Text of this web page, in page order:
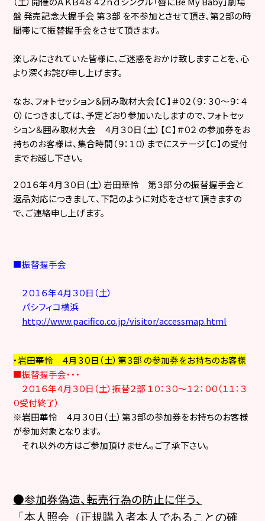
盤 発売記念大握手会 第３部 を不参加とさせて頂き、第２部の時
間帯にて振替握手会をさせて頂きます。
楽しみにされていた皆様に、ご迷惑をおかけ致しますことを、心
より深くお詫び申し上げます。
なお、フォトセッション＆囲み取材大会【Ｃ】＃０２（９：３０～９：４
０）につきましては、予定どおり参加いたしますので、フォトセッ
ション＆囲み取材大会 ４月３０日（土）【Ｃ】＃０２ の参加券をお
持ちのお客様は、集合時間（９：１０）までにステージ【Ｃ】の受付
までお越し下さい。
２０１６年４月３０日（土）岩田華怜第３部分の振替握手会と
返品対応につきまして、下記のように対応をさせて頂きますの
で、ご連絡申し上げます。
■振替握手会
２０１６年４月３０日（土）
パシフィコ横浜
http://www.pacifico.co.jp/visitor/accessmap.html
・岩田華怜 ４月３０日（土）第３部 の参加券をお持ちのお客様
■振替握手会・・・
２０１６年４月３０日（土）振替２部 １０：３０～１２：００（１１：３
０受付終了）
※岩田華怜 ４月３０日（土）第３部の参加券をお持ちのお客様
が参加対象となります。
それ以外の方はご参加頂けません。ご了承下さい。
●参加券偽造、転売行為の防止に伴う、
「本人照会（正規購入者本人であることの確